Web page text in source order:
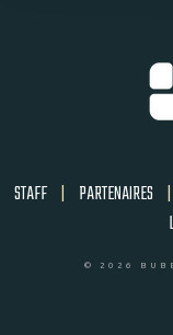
STAFF | PARTENAIRES |
© 2026